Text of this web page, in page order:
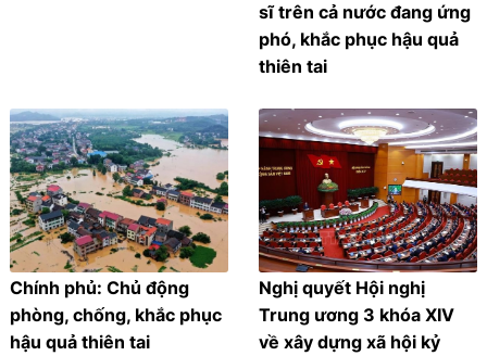
sĩ trên cả nước đang ứng
phó, khắc phục hậu quả
thiên tai
Chính phủ: Chủ động
phòng, chống, khắc phục
hậu quả thiên tai
Nghị quyết Hội nghị
Trung ương 3 khóa XIV
về xây dựng xã hội kỷ